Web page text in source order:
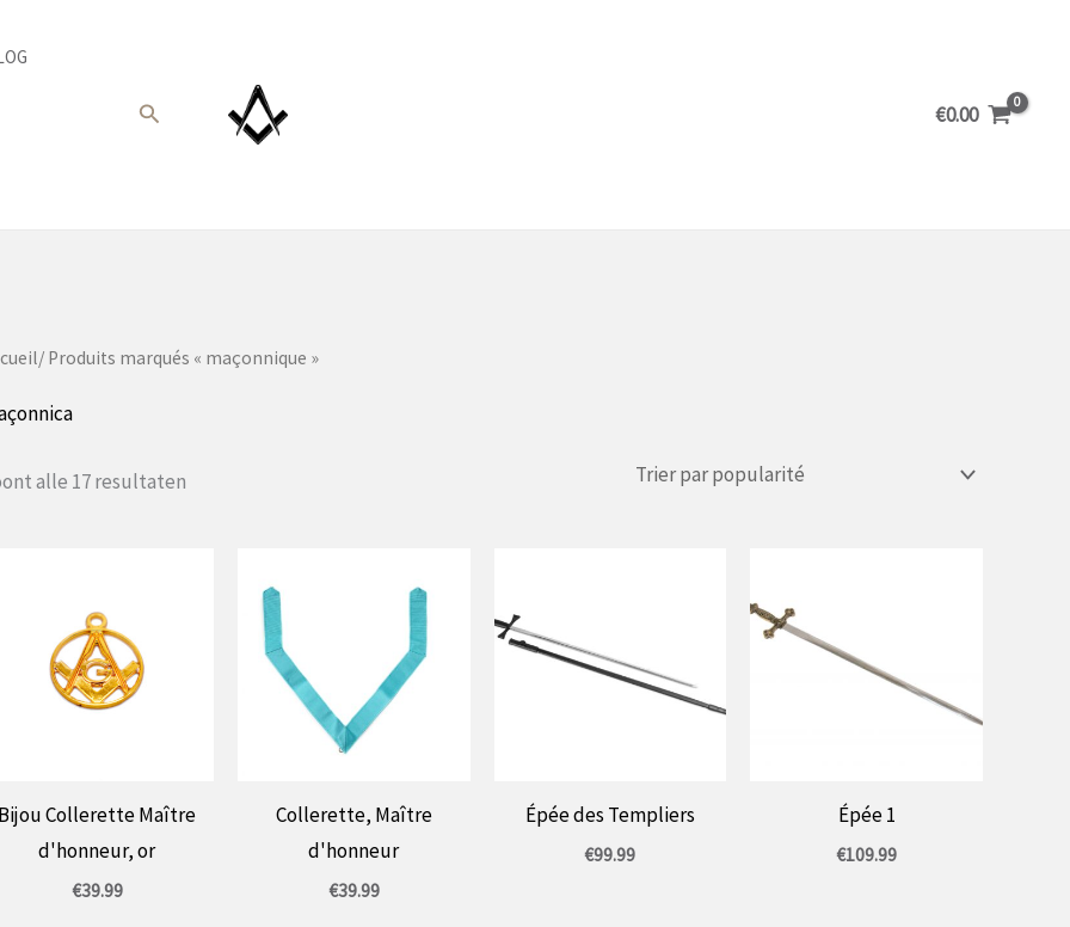
Recherche €0.00
/ Produits marqués « maçonnique »
alle 17 resultaten
Collerette Maître
d'honneur, or
€39.99
Collerette, Maître
d'honneur
€39.99
Épée des Templiers
€99.99
Épée 1
€109.99